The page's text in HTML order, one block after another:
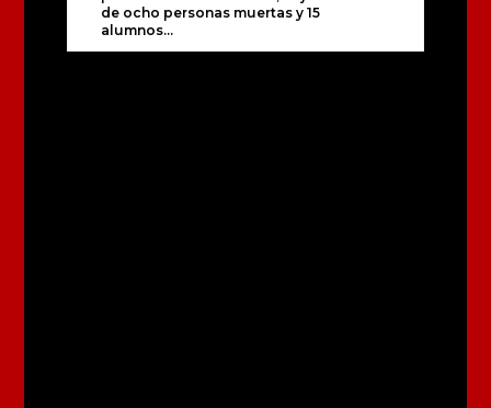
de ocho personas muertas y 15
alumnos...